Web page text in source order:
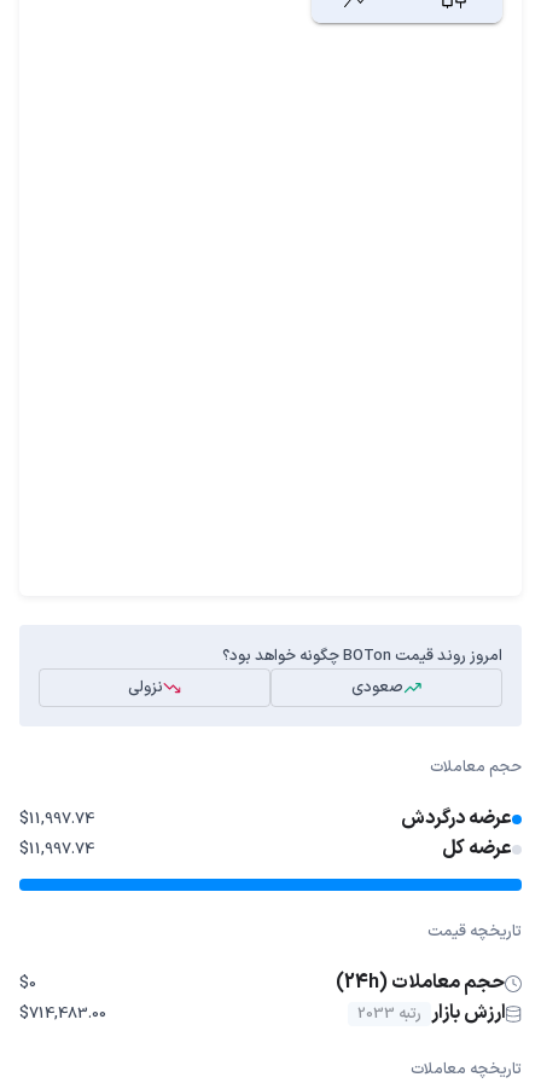
امروز روند قیمت BOTon چگونه خواهد بود؟
صعودی
نزولی
حجم معاملات
عرضه درگردش $11,997.74
عرضه کل $11,997.74
تاریخچه قیمت
حجم معاملات (24h) $0
ارزش بازار رتبه 2033 $714,483.00
تاریخچه معاملات